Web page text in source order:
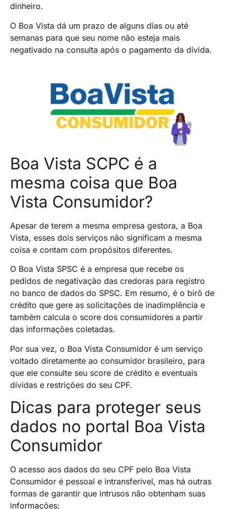
dinheiro.
O Boa Vista dá um prazo de alguns dias ou até
semanas para que seu nome não esteja mais
negativado na consulta após o pagamento da dívida.
Boa Vista SCPC é a
mesma coisa que Boa
Vista Consumidor?
Apesar de terem a mesma empresa gestora, a Boa
Vista, esses dois serviços não significam a mesma
coisa e contam com propósitos diferentes.
O Boa Vista SPSC é a empresa que recebe os
pedidos de negativação das credoras para registro
no banco de dados do SPSC. Em resumo, é o birô de
crédito que gere as solicitações de inadimplência e
também calcula o score dos consumidores a partir
das informações coletadas.
Por sua vez, o Boa Vista Consumidor é um serviço
voltado diretamente ao consumidor brasileiro, para
que ele consulte seu score de crédito e eventuais
dívidas e restrições do seu CPF.
Dicas para proteger seus
dados no portal Boa Vista
Consumidor
O acesso aos dados do seu CPF pelo Boa Vista
Consumidor é pessoal e intransferível, mas há outras
formas de garantir que intrusos não obtenham suas
informações: